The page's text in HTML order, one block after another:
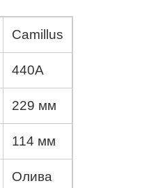
Camillus
440А
229 мм
114 мм
Олива